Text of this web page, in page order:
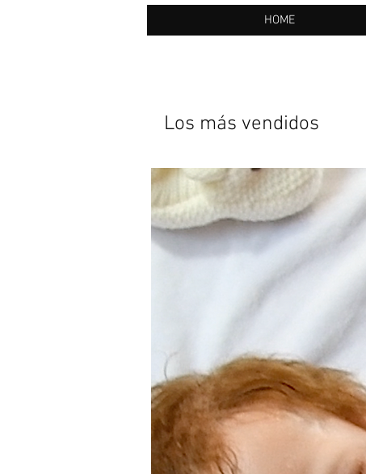
HOME
Los más vendidos